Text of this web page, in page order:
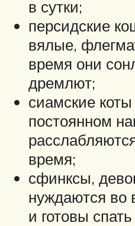
в сутки;
персидские
вялые,
время они
дремлют;
сиамские
постоянном
время;
сфинксы,
нуждаются во
и готовы